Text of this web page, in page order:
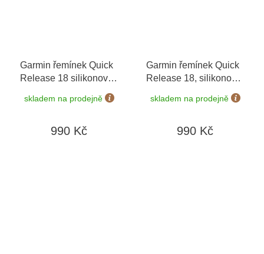
Garmin řemínek Quick
Release 18 silikonový
skladem na prodejně
990 Kč
Garmin řemínek Quick
Release 18, silikonový
skladem na prodejně
990 Kč